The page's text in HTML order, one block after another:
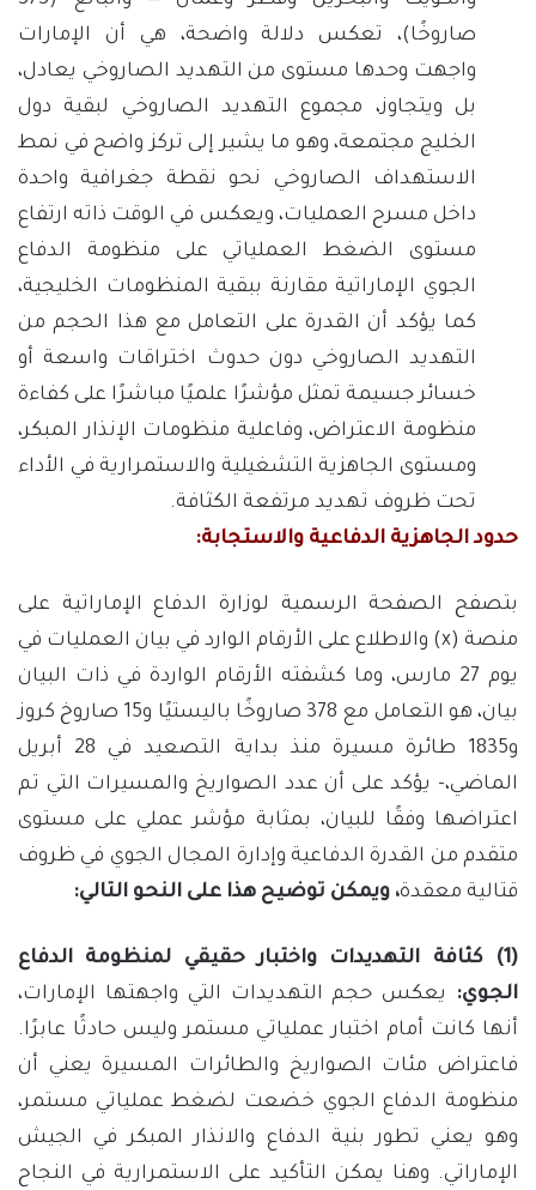
صاروخًا)، تعكس دلالة واضحة، هي أن الإمارات
واجهت وحدها مستوى من التهديد الصاروخي يعادل،
بل ويتجاوز، مجموع التهديد الصاروخي لبقية دول
الخليج مجتمعة، وهو ما يشير إلى تركز واضح في نمط
الاستهداف الصاروخي نحو نقطة جغرافية واحدة
داخل مسرح العمليات، ويعكس في الوقت ذاته ارتفاع
مستوى الضغط العملياتي على منظومة الدفاع
الجوي الإماراتية مقارنة ببقية المنظومات الخليجية،
كما يؤكد أن القدرة على التعامل مع هذا الحجم من
التهديد الصاروخي دون حدوث اختراقات واسعة أو
خسائر جسيمة تمثل مؤشرًا علميًا مباشرًا على كفاءة
منظومة الاعتراض، وفاعلية منظومات الإنذار المبكر،
ومستوى الجاهزية التشغيلية والاستمرارية في الأداء
تحت ظروف تهديد مرتفعة الكثافة.
حدود الجاهزية الدفاعية والاستجابة:
بتصفح الصفحة الرسمية لوزارة الدفاع الإماراتية على
منصة (x) والاطلاع على الأرقام الوارد في بيان العمليات في
يوم 27 مارس، وما كشفته الأرقام الواردة في ذات البيان
بيان، هو التعامل مع 378 صاروخًا باليستيًا و15 صاروخ كروز
و1835 طائرة مسيرة منذ بداية التصعيد في 28 أبريل
الماضي،- يؤكد على أن عدد الصواريخ والمسيرات التي تم
اعتراضها وفقًا للبيان، بمثابة مؤشر عملي على مستوى
متقدم من القدرة الدفاعية وإدارة المجال الجوي في ظروف
قتالية معقدة، ويمكن توضيح هذا على النحو التالي:
(1) كثافة التهديدات واختبار حقيقي لمنظومة الدفاع
الجوي:
يعكس حجم التهديدات التي واجهتها الإمارات،
أنها كانت أمام اختبار عملياتي مستمر وليس حادثًا عابرًا.
فاعتراض مئات الصواريخ والطائرات المسيرة يعني أن
منظومة الدفاع الجوي خضعت لضغط عملياتي مستمر،
وهو يعني تطور بنية الدفاع والانذار المبكر في الجيش
الإماراتي. وهنا يمكن التأكيد على الاستمرارية في النجاح